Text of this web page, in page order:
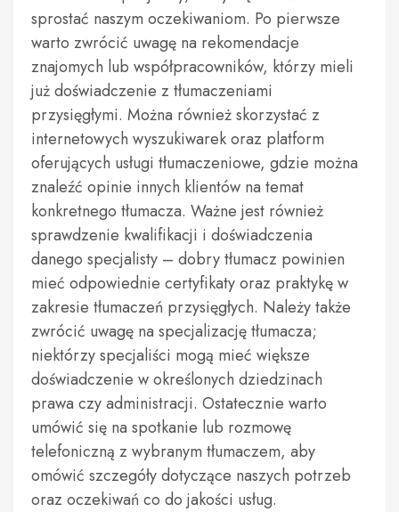
sprostać naszym oczekiwaniom. Po pierwsze
warto zwrócić uwagę na rekomendacje
znajomych lub współpracowników, którzy mieli
już doświadczenie z tłumaczeniami
przysięgłymi. Można również skorzystać z
internetowych wyszukiwarek oraz platform
oferujących usługi tłumaczeniowe, gdzie można
znaleźć opinie innych klientów na temat
konkretnego tłumacza. Ważne jest również
sprawdzenie kwalifikacji i doświadczenia
danego specjalisty – dobry tłumacz powinien
mieć odpowiednie certyfikaty oraz praktykę w
zakresie tłumaczeń przysięgłych. Należy także
zwrócić uwagę na specjalizację tłumacza;
niektórzy specjaliści mogą mieć większe
doświadczenie w określonych dziedzinach
prawa czy administracji. Ostatecznie warto
umówić się na spotkanie lub rozmowę
telefoniczną z wybranym tłumaczem, aby
omówić szczegóły dotyczące naszych potrzeb
oraz oczekiwań co do jakości usług.